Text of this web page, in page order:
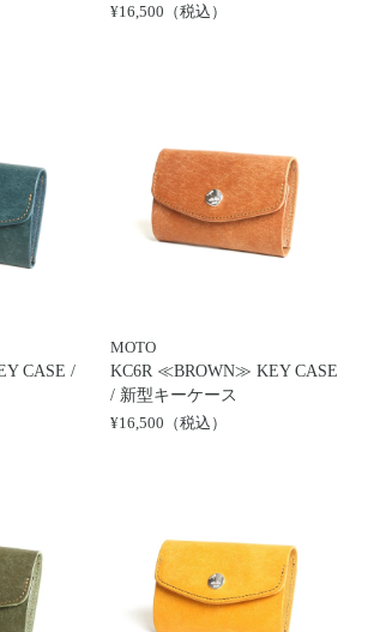
¥16,500（税込）
CASE /
MOTO
KC6R ≪BROWN≫ KEY CASE
/ 新型キーケース
¥16,500（税込）